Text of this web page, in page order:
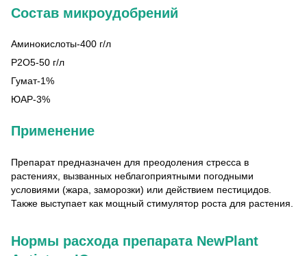
Состав микроудобрений
Аминокислоты-400 г/л
P2O5-50 г/л
Гумат-1%
ЮАР-3%
Применение
Препарат предназначен для преодоления стресса в
растениях, вызванных неблагоприятными погодными
условиями (жара, заморозки) или действием пестицидов.
Также выступает как мощный стимулятор роста для растения.
Нормы расхода препарата NewPlant